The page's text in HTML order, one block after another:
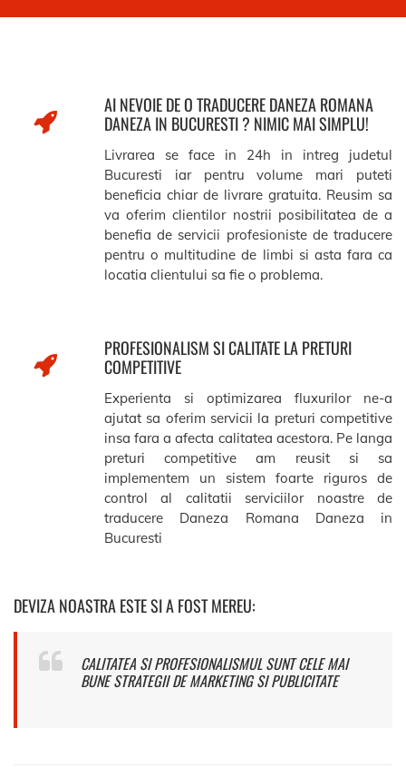
AI NEVOIE DE O TRADUCERE DANEZA ROMANA
DANEZA IN BUCURESTI ? NIMIC MAI SIMPLU!
Livrarea se face in 24h in intreg judetul
Bucuresti iar pentru volume mari puteti
beneficia chiar de livrare gratuita. Reusim sa
va oferim clientilor nostrii posibilitatea de a
benefia de servicii profesioniste de traducere
pentru o multitudine de limbi si asta fara ca
locatia clientului sa fie o problema.
PROFESIONALISM SI CALITATE LA PRETURI
COMPETITIVE
Experienta si optimizarea fluxurilor ne-a
ajutat sa oferim servicii la preturi competitive
insa fara a afecta calitatea acestora. Pe langa
preturi competitive am reusit si sa
implementem un sistem foarte riguros de
control al calitatii serviciilor noastre de
traducere Daneza Romana Daneza in
Bucuresti
DEVIZA NOASTRA ESTE SI A FOST MEREU:
CALITATEA SI PROFESIONALISMUL SUNT CELE MAI
BUNE STRATEGII DE MARKETING SI PUBLICITATE